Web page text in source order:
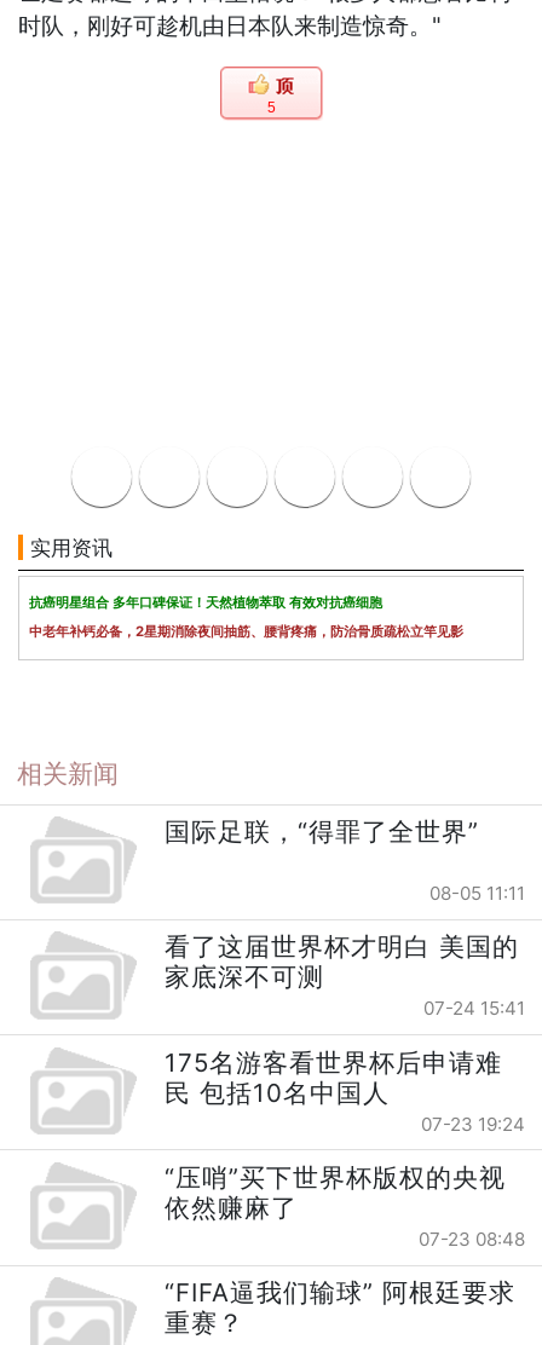
时队，刚好可趁机由日本队来制造惊奇。"
5
实用资讯
抗癌明星组合 多年口碑保证！天然植物萃取 有效对抗癌细胞
中老年补钙必备，2星期消除夜间抽筋、腰背疼痛，防治骨质疏松立竿见影
相关新闻
国际足联，“得罪了全世界”
08-05 11:11
看了这届世界杯才明白 美国的
家底深不可测
07-24 15:41
175名游客看世界杯后申请难
民 包括10名中国人
07-23 19:24
“压哨”买下世界杯版权的央视
依然赚麻了
07-23 08:48
“FIFA逼我们输球” 阿根廷要求
重赛？